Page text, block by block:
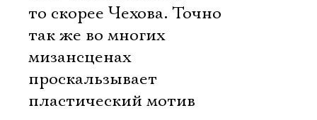
то скорее Чехова. Точно
так же во многих
мизансценах
проскальзывает
пластический мотив